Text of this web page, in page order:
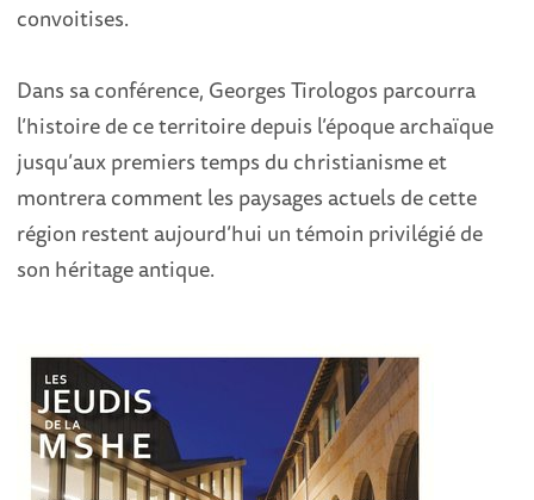
convoitises.
Dans sa conférence, Georges Tirologos parcourra
l’histoire de ce territoire depuis l’époque archaïque
jusqu’aux premiers temps du christianisme et
montrera comment les paysages actuels de cette
région restent aujourd’hui un témoin privilégié de
son héritage antique.